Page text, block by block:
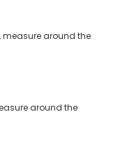
measure around the
around the